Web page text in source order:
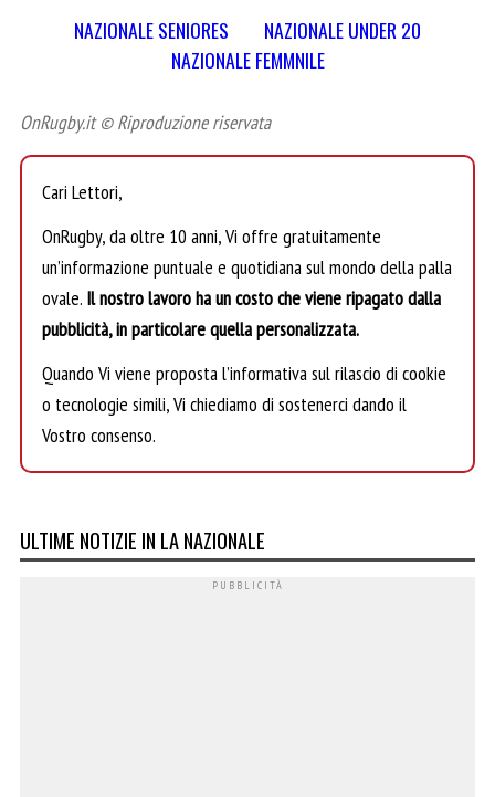
NAZIONALE SENIORES
NAZIONALE UNDER 20
NAZIONALE FEMMNILE
OnRugby.it © Riproduzione riservata
Cari Lettori,
OnRugby, da oltre 10 anni, Vi offre gratuitamente
un’informazione puntuale e quotidiana sul mondo della palla
ovale. Il nostro lavoro ha un costo che viene ripagato dalla
pubblicità, in particolare quella personalizzata.
Quando Vi viene proposta l’informativa sul rilascio di cookie
o tecnologie simili, Vi chiediamo di sostenerci dando il
Vostro consenso.
ULTIME NOTIZIE IN LA NAZIONALE